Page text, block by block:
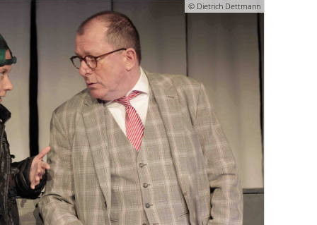
© Dietrich Dettmann